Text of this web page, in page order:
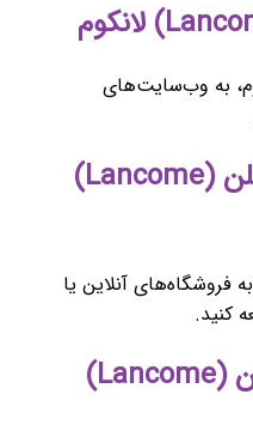
به وب‌سایت‌های
خرید دکانت عطر و ادکلن (Lancome)
فروشگاه‌های آنلاین یا
کنید.
خصوصیات عطر و ادکلن (Lancome)